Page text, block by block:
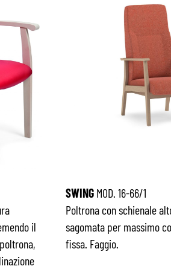
il
SWING MOD. 16-66/1
Poltrona con schienale
sagomata per massimo
fissa. Faggio.